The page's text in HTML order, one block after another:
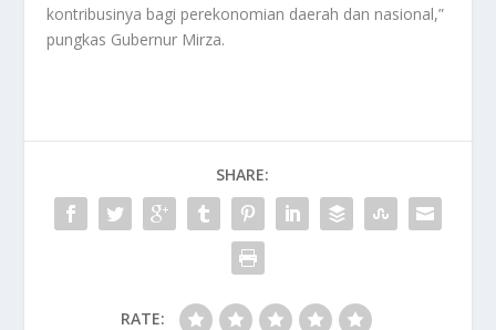
kontribusinya bagi perekonomian daerah dan nasional,”
pungkas Gubernur Mirza.
SHARE:
RATE: